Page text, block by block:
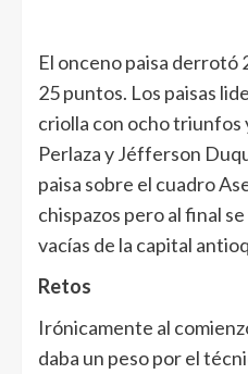
El onceno paisa derrotó
25 puntos. Los paisas
criolla con ocho triunfos
Perlaza y Jéfferson
paisa sobre el cuadro
chispazos pero al final
vacías de la capital
Retos
Irónicamente al
daba un peso por el